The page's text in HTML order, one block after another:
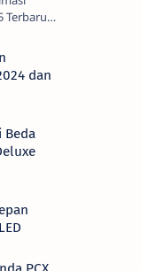
Terbaru
Honda
dan
Beda